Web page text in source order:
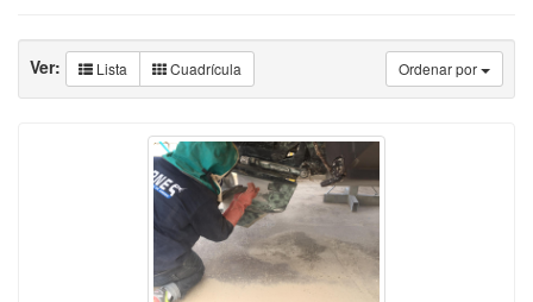
Ordenar por
Ver: Lista Cuadrícula